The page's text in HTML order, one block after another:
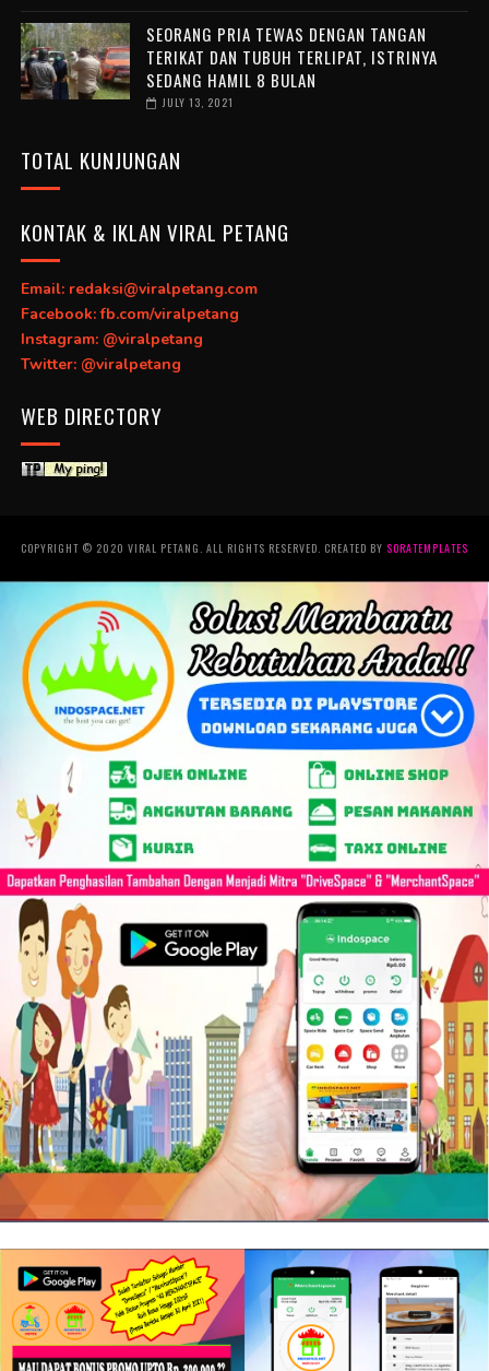
SEORANG PRIA TEWAS DENGAN TANGAN
TERIKAT DAN TUBUH TERLIPAT, ISTRINYA
SEDANG HAMIL 8 BULAN
JULY 13, 2021
TOTAL KUNJUNGAN
KONTAK & IKLAN VIRAL PETANG
Email: redaksi@viralpetang.com
Facebook: fb.com/viralpetang
Instagram: @viralpetang
Twitter: @viralpetang
WEB DIRECTORY
COPYRIGHT © 2020 VIRAL PETANG. ALL RIGHTS RESERVED. CREATED BY SORATEMPLATES